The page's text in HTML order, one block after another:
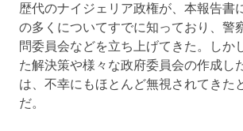
歴代のナイジェリア政権が、本報告書
の多くについてすでに知っており、警
問委員会などを立ち上げてきた。しか
た解決策や様々な政府委員会の作成し
は、不幸にもほとんど無視されてきた
だ。